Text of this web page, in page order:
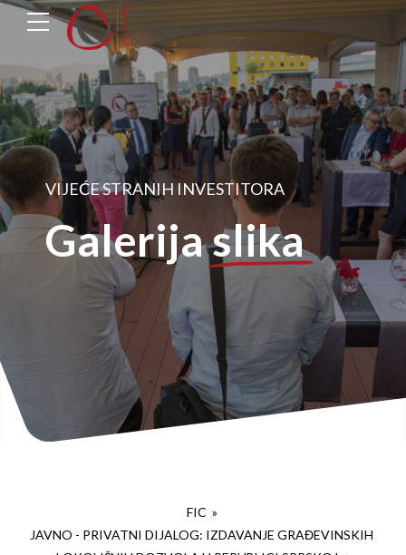
VIJEĆE STRANIH INVESTITORA
Galerijaslika
FIC »
JAVNO - PRIVATNI DIJALOG: IZDAVANJE GRAĐEVINSKIH